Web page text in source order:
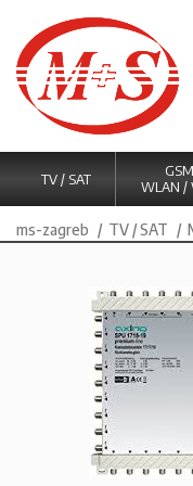
TV / SAT
GSM
WLAN /
ms-zagreb TV / SAT